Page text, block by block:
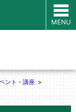
MENU
ント・講座